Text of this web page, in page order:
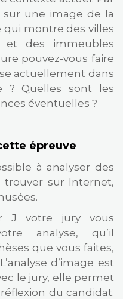
une image de la
montre des villes
et des immeubles
pouvez-vous faire
actuellement dans
? Quelles sont les
éventuelles ?
épreuve
à analyser des
trouver sur Internet,
votre jury vous
analyse, qu’il
que vous faites,
d’image est
le jury, elle permet
du candidat.